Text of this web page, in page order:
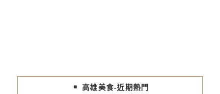
高雄美食-近期熱門